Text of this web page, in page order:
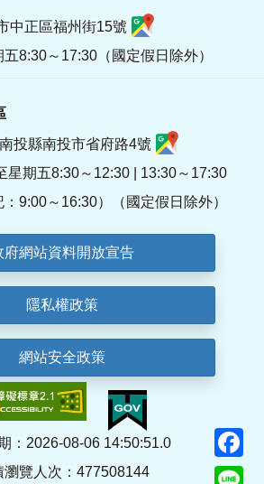
中正區福州街15號
8:30～17:30（國定假日除外）
投縣南投市省府路4號
星期五8:30～12:30 | 13:30～17:30
：9:00～16:30）（國定假日除外）
府網站資料開放宣告
隱私權政策
網站安全政策
：2026-08-06 14:50:51.0
瀏覽人次：477508144